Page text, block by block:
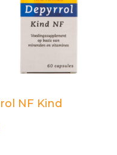
Add to cart
NF Kind